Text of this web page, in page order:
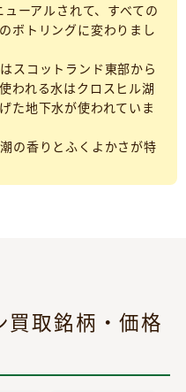
ーアルされて、すべての
ボトリングに変わりまし
スコットランド東部から
われる水はクロスヒル湖
た地下水が使われていま
の香りとふくよかさが特
買取銘柄・価格